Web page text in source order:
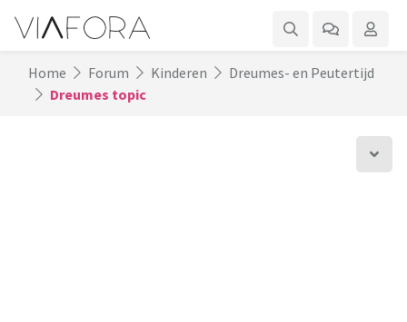
Home Forum Kinderen
Dreumes- en Peutertijd
Dreumes topic